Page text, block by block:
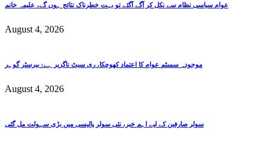
عوام سیاسی نظام سے نکل کر آگے آگئے تو بہت خطرناک نتائج ہوں گے، علیمہ خانم
August 4, 2026
موجودہ سسٹم عوام کا اعتماد کھوچکا، ری سیٹ ناگزیر ہے: بیرسٹر گوہر
August 4, 2026
سولر صارفین کے لیے اہم خبر، نئی سولر پالیسی میں بڑی سہولت مل گئی